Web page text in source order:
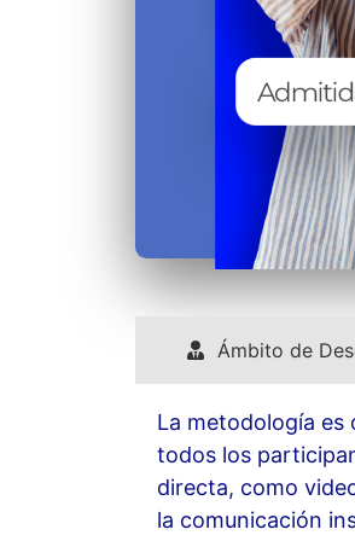
Ámbito de
La metodología es
todos los
directa, como
la comunicación